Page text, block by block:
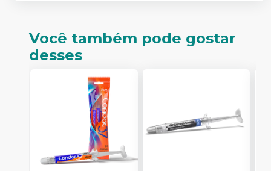
Você também pode gostar
desses